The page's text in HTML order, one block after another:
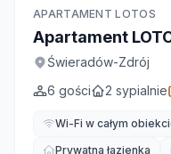
APARTAMENT LOTOS
Apartament
Świeradów-Zdrój
6 gości 2 sypialnie
Wi-Fi w całym
Prywatna łazienka